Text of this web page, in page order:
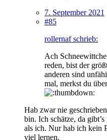
7. September 2021
#85
rollernaf schrieb:
Ach
reden, bist der
anderen sind
mal, merkst du
Hab zwar nie
bin. Ich schätze, da
als ich. Nur hab ich kein
viel lernen.